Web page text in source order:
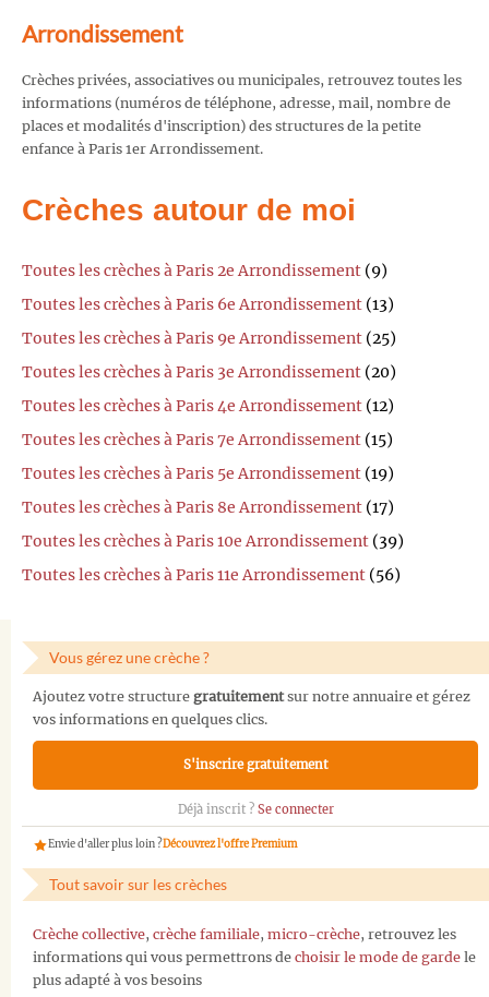
Arrondissement
Crèches privées, associatives ou municipales, retrouvez toutes les
informations (numéros de téléphone, adresse, mail, nombre de
places et modalités d'inscription) des structures de la petite
enfance à Paris 1er Arrondissement.
Crèches autour de moi
Toutes les crèches à Paris 2e Arrondissement (9)
Toutes les crèches à Paris 6e Arrondissement (13)
Toutes les crèches à Paris 9e Arrondissement (25)
Toutes les crèches à Paris 3e Arrondissement (20)
Toutes les crèches à Paris 4e Arrondissement (12)
Toutes les crèches à Paris 7e Arrondissement (15)
Toutes les crèches à Paris 5e Arrondissement (19)
Toutes les crèches à Paris 8e Arrondissement (17)
Toutes les crèches à Paris 10e Arrondissement (39)
Toutes les crèches à Paris 11e Arrondissement (56)
Vous gérez une crèche ?
Ajoutez votre structure gratuitementsur notre annuaire et gérez
vos informations en quelques clics.
S'inscrire gratuitement
Déjà inscrit ? Se connecter
Envie d'aller plus loin ?Découvrez l'offre Premium
Tout savoir sur les crèches
Crèche collective, crèche familiale, micro-crèche, retrouvez les
informations qui vous permettrons de choisir le mode de garde le
plus adapté à vos besoins